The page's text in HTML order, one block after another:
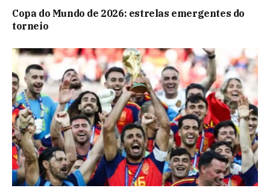
Copa do Mundo de 2026: estrelas emergentes do
torneio